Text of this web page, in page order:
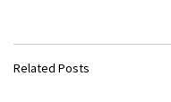
Related Posts